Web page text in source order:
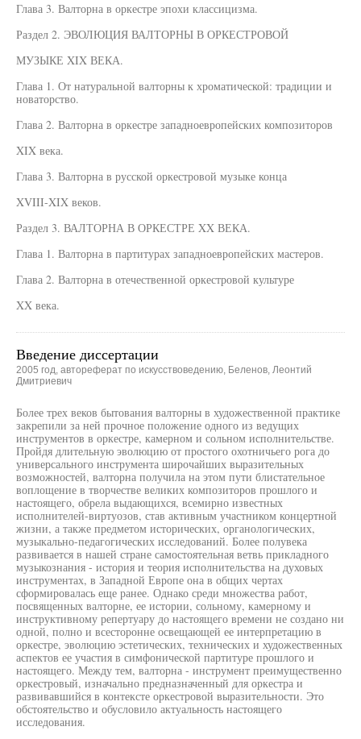
Глава 3. Валторна в оркестре эпохи классицизма.
Раздел 2. ЭВОЛЮЦИЯ ВАЛТОРНЫ В ОРКЕСТРОВОЙ
МУЗЫКЕ XIX ВЕКА.
Глава 1. От натуральной валторны к хроматической: традиции и
новаторство.
Глава 2. Валторна в оркестре западноевропейских композиторов
XIX века.
Глава 3. Валторна в русской оркестровой музыке конца
XVIII-XIX веков.
Раздел 3. ВАЛТОРНА В ОРКЕСТРЕ XX ВЕКА.
Глава 1. Валторна в партитурах западноевропейских мастеров.
Глава 2. Валторна в отечественной оркестровой культуре
XX века.
Введение диссертации
2005 год, автореферат по искусствоведению, Беленов, Леонтий
Дмитриевич
Более трех веков бытования валторны в художественной практике
закрепили за ней прочное положение одного из ведущих
инструментов в оркестре, камерном и сольном исполнительстве.
Пройдя длительную эволюцию от простого охотничьего рога до
универсального инструмента широчайших выразительных
возможностей, валторна получила на этом пути блистательное
воплощение в творчестве великих композиторов прошлого и
настоящего, обрела выдающихся, всемирно известных
исполнителей-виртуозов, став активным участником концертной
жизни, а также предметом исторических, органологических,
музыкально-педагогических исследований. Более полувека
развивается в нашей стране самостоятельная ветвь прикладного
музыкознания - история и теория исполнительства на духовых
инструментах, в Западной Европе она в общих чертах
сформировалась еще ранее. Однако среди множества работ,
посвященных валторне, ее истории, сольному, камерному и
инструктивному репертуару до настоящего времени не создано ни
одной, полно и всесторонне освещающей ее интерпретацию в
оркестре, эволюцию эстетических, технических и художественных
аспектов ее участия в симфонической партитуре прошлого и
настоящего. Между тем, валторна - инструмент преимущественно
оркестровый, изначально предназначенный для оркестра и
развивавшийся в контексте оркестровой выразительности. Это
обстоятельство и обусловило актуальность настоящего
исследования.